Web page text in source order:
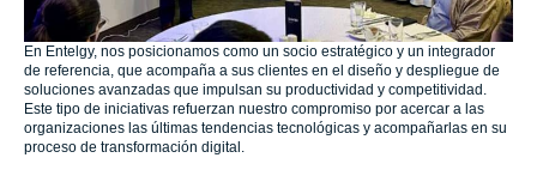
En Entelgy, nos posicionamos como un socio estratégico y un integrador
de referencia, que acompaña a sus clientes en el diseño y despliegue de
soluciones avanzadas que impulsan su productividad y competitividad.
Este tipo de iniciativas refuerzan nuestro compromiso por acercar a las
organizaciones las últimas tendencias tecnológicas y acompañarlas en su
proceso de transformación digital.